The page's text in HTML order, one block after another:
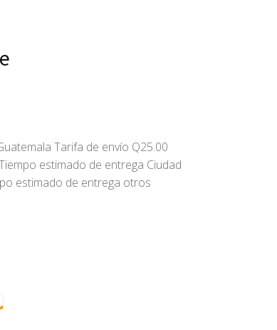
Tarifa de envío Q25.00
estimado de entrega Ciudad
estimado de entrega otros